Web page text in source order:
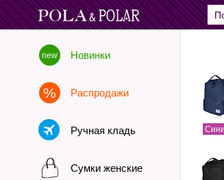
Новинки
Распродажи
Ручная кладь
Сумки женские